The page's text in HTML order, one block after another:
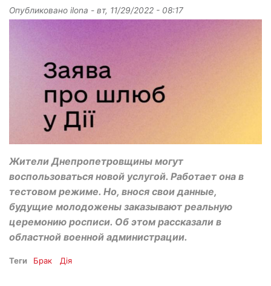
Опубликовано ilona - вт, 11/29/2022 - 08:17
Жители Днепропетровщины могут
воспользоваться новой услугой. Работает она в
тестовом режиме. Но, внося свои данные,
будущие молодожены заказывают реальную
церемонию росписи. Об этом рассказали в
областной военной администрации.
Теги Брак Дія